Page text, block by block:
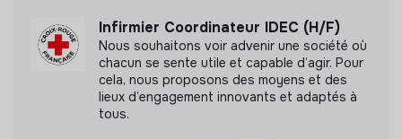
Infirmier Coordinateur IDEC (H/F)
Nous souhaitons voir advenir une société où
chacun se sente utile et capable d’agir. Pour
cela, nous proposons des moyens et des
lieux d’engagement innovants et adaptés à
tous.